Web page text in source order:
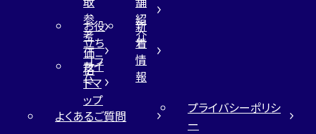
参
考
価
格
紹
介
お役
立ち
コラ
ム
新
着
情
報
サイ
トマ
ップ
よくあるご質問
プライバシーポリシ
ー